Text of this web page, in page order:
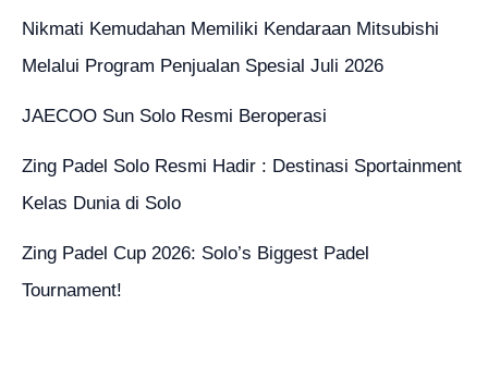
Nikmati Kemudahan Memiliki Kendaraan Mitsubishi
Melalui Program Penjualan Spesial Juli 2026
JAECOO Sun Solo Resmi Beroperasi
Zing Padel Solo Resmi Hadir : Destinasi Sportainment
Kelas Dunia di Solo
Zing Padel Cup 2026: Solo’s Biggest Padel
Tournament!